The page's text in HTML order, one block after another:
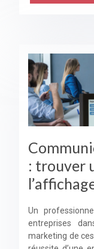
: trouver
Un
entreprises
marketing de